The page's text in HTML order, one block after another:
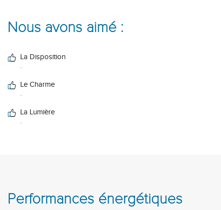
Nous avons aimé :
La Disposition
Le Charme
La Lumière
Performances énergétiques